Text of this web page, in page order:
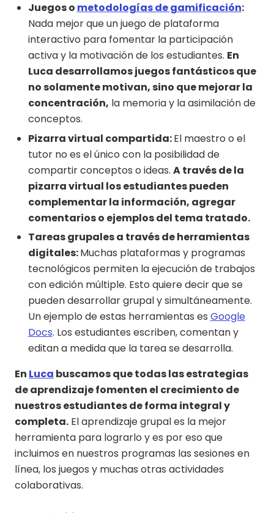
Juegos o metodologías de gamificación:
Nada mejor que un juego de plataforma
interactivo para fomentar la participación
activa y la motivación de los estudiantes. En
Luca desarrollamos juegos fantásticos que
no solamente motivan, sino que mejorar la
concentración, la memoria y la asimilación de
conceptos.
Pizarra virtual compartida:El maestro o el
tutor no es el único con la posibilidad de
compartir conceptos o ideas. A través de la
pizarra virtual los estudiantes pueden
complementar la información, agregar
comentarios o ejemplos del tema tratado.
Tareas grupales a través de herramientas
digitales:Muchas plataformas y programas
tecnológicos permiten la ejecución de trabajos
con edición múltiple. Esto quiere decir que se
pueden desarrollar grupal y simultáneamente.
Un ejemplo de estas herramientas es Google
Docs. Los estudiantes escriben, comentan y
editan a medida que la tarea se desarrolla.
En Luca buscamos que todas las estrategias
de aprendizaje fomenten el crecimiento de
nuestros estudiantes de forma integral y
completa. El aprendizaje grupal es la mejor
herramienta para lograrlo y es por eso que
incluimos en nuestros programas las sesiones en
línea, los juegos y muchas otras actividades
colaborativas.